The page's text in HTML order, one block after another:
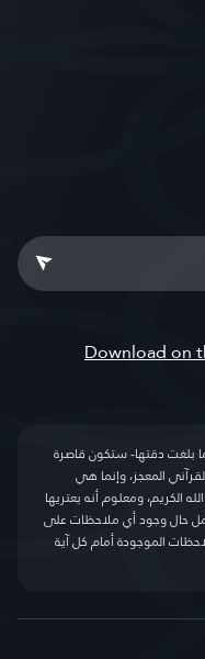
بلغت دقتها- ستكون قاصرة
المعجز، وإنما هي
الكريم، ومعلوم أنه يعتريها
حال وجود أي ملاحظات على
الموجودة أمام كل آية